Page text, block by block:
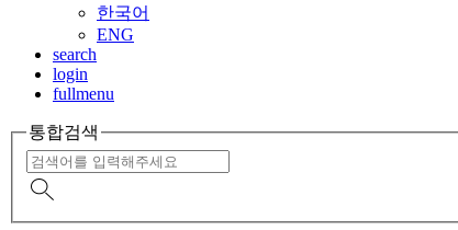
한국어
ENG
search
login
fullmenu
통합검색